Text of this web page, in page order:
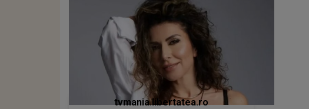
tvmania.libertatea.ro